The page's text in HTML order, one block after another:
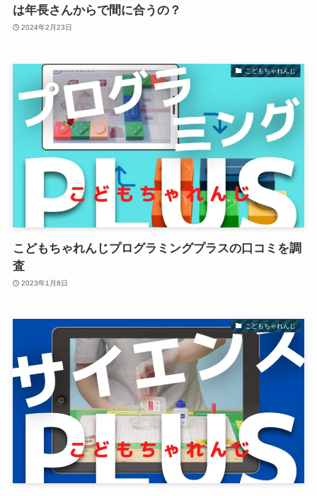
は年長さんからで間に合うの？
2024年2月23日
こどもちゃれんじ
こどもちゃれんじプログラミングプラスの口コミを調
査
2023年1月8日
こどもちゃれんじ